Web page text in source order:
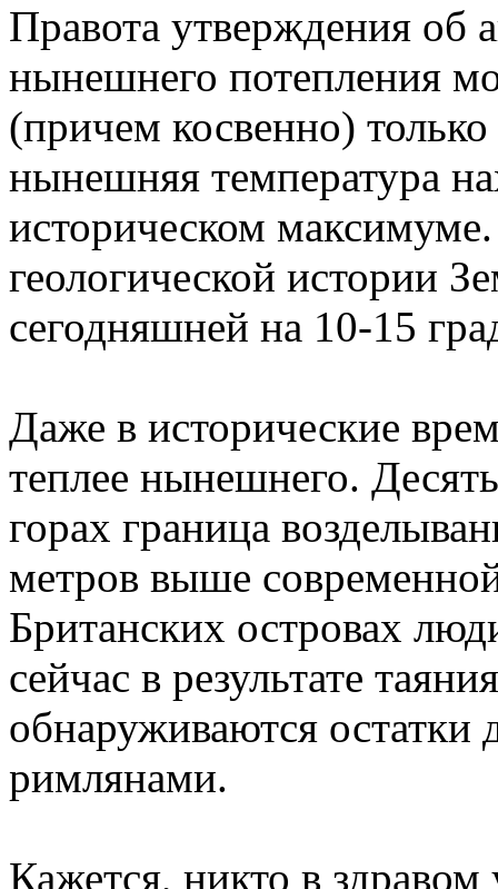
Правота утверждения об
нынешнего потепления
(причем косвенно) только
нынешняя температура
историческом
геологической истории
сегодняшней на 10-15
Даже в исторические
теплее нынешнего.
горах граница
метров выше
Британских островах
сейчас в результате
обнаруживаются остатки
римлянами.
Кажется, никто в